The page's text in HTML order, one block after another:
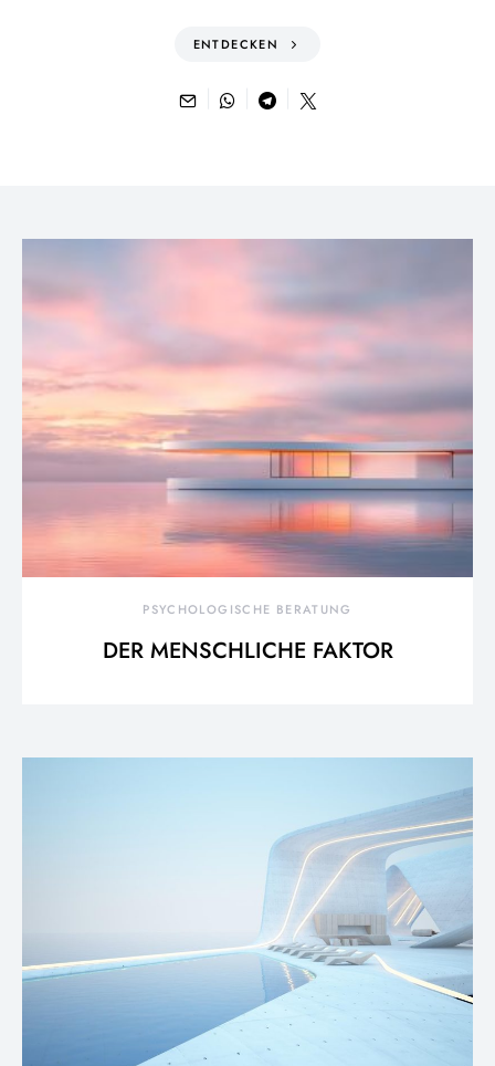
ENTDECKEN
PSYCHOLOGISCHE BERATUNG
DER MENSCHLICHE FAKTOR